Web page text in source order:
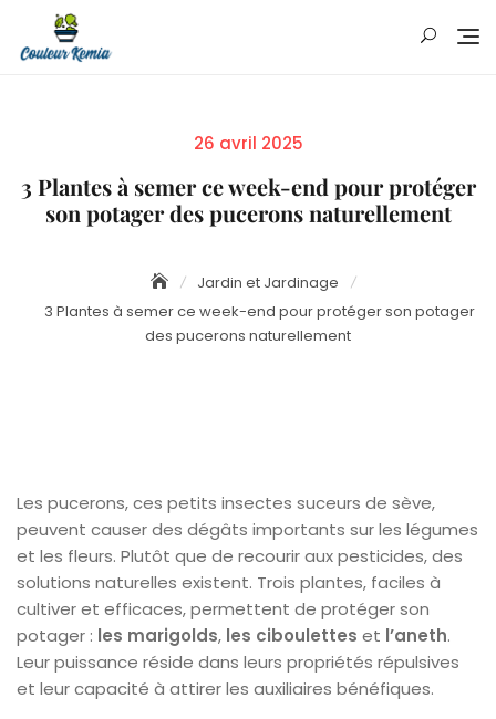
content
Posted
26 avril 2025
3 Plantes à semer ce week-end pour protéger
son potager des pucerons naturellement
Jardin et Jardinage
3 Plantes à semer ce week-end pour protéger son potager
des pucerons naturellement
Les pucerons, ces petits insectes suceurs de sève,
peuvent causer des dégâts importants sur les légumes
et les fleurs. Plutôt que de recourir aux pesticides, des
solutions naturelles existent. Trois plantes, faciles à
cultiver et efficaces, permettent de protéger son
potager : les marigolds, les ciboulettes et l’aneth.
Leur puissance réside dans leurs propriétés répulsives
et leur capacité à attirer les auxiliaires bénéfiques.